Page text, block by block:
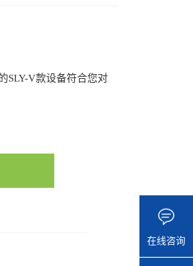
SLY-V款设备符合您对
在线咨询